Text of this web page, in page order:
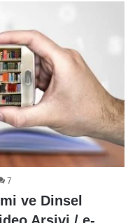
7
ve Dinsel
Arşivi / e-